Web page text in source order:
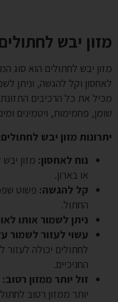
מזון יבש
מזון יבש לחתולים הוא סוג
לאחסון וקל להגשה, וניתן
מכיל את כל הרכיבים
שומן, פחמימות, ויטמינים
יתרונות מזון יבש
נוח לאחסון: מזון
או בארון.
קל להגשה: פשוט
החתול.
ניתן לשמור אותו
עשוי לעזור לשמור
לחתולים יכולה לעזור
החניכיים.
זול יותר ממזון רטוב:
יותר ממזון רטוב